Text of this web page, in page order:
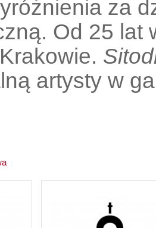
za
Od 25 lat
artysty w